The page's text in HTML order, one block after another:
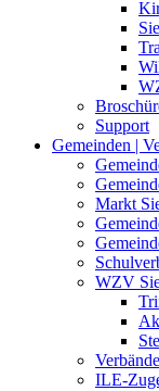
Support
Gemeinden |
Markt
WZV
Verbände
ILE-